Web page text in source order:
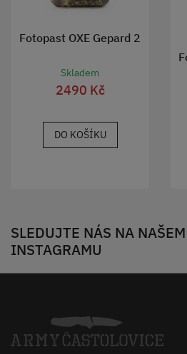
Fotopast OXE Gepard 2
Skladem
2490 Kč
DO KOŠÍKU
SLEDUJTE NÁS NA NAŠEM
INSTAGRAMU